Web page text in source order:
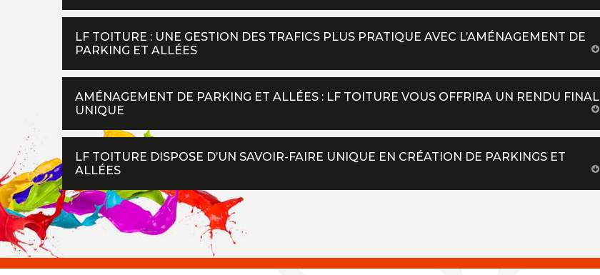
LF TOITURE : UNE GESTION DES TRAFICS PLUS PRATIQUE AVEC L’AMÉNAGEMENT DE
PARKING ET ALLÉES
AMÉNAGEMENT DE PARKING ET ALLÉES : LF TOITURE VOUS OFFRIRA UN RENDU FINAL
UNIQUE
LF TOITURE DISPOSE D’UN SAVOIR-FAIRE UNIQUE EN CRÉATION DE PARKINGS ET
ALLÉES